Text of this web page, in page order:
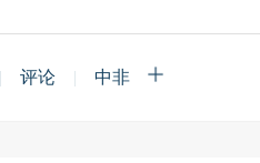
| 评论 | 中非